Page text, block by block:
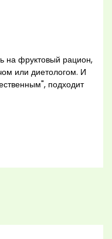
на фруктовый рацион,
или диетологом. И
подходит